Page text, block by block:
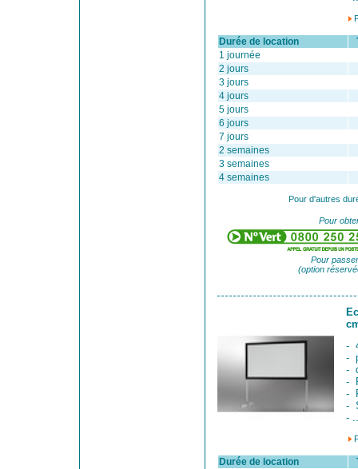
Durée de location
1 journée
2 jours
3 jours
4 jours
5 jours
6 jours
7 jours
2 semaines
3 semaines
4 semaines
Pour d'autres
Pour
Pour
(option
-
-
-
-
-
-
-
Durée de location